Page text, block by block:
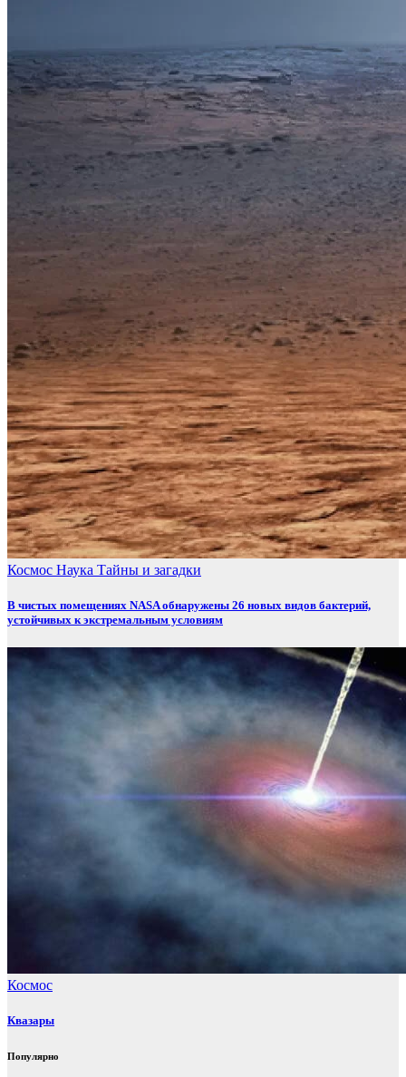
Космос Наука Тайны и загадки
В чистых помещениях NASA обнаружены 26 новых видов бактерий,
устойчивых к экстремальным условиям
Космос
Квазары
Популярно